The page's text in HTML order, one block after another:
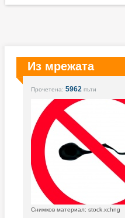
Из мрежата
Прочетена: 5962 пъти
Снимков материал: stock.xchng